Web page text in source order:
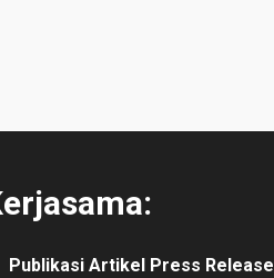
Publikasi Artikel Press Release